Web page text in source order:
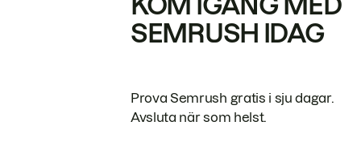
SEMRUSH IDAG
Prova Semrush gratis i sju dagar.
Avsluta när som helst.